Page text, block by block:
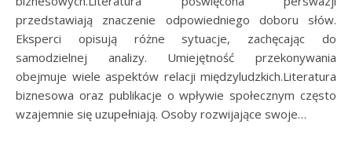
przedstawiają znaczenie odpowiedniego doboru słów.
Eksperci opisują różne sytuacje, zachęcając do
samodzielnej analizy. Umiejętność przekonywania
obejmuje wiele aspektów relacji międzyludzkich.Literatura
biznesowa oraz publikacje o wpływie społecznym często
wzajemnie się uzupełniają. Osoby rozwijające swoje…